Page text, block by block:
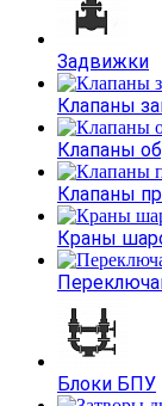
Задвижки
Клапаны
Клапаны
Клапаны
Краны
Блоки БПУ